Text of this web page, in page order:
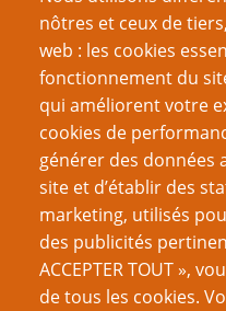
nôtres et ceux de
web : les cookies
fonctionnement du
qui améliorent votre
cookies de
générer des données
site et d’établir des
marketing, utilisés
des publicités
ACCEPTER TOUT »,
de tous les cookies.
Recherche
Nom d'utilisateur
Mot de passe